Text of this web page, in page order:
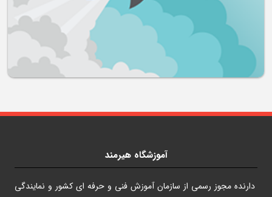
آموزشگاه هیرمند
دارنده مجوز رسمی از سازمان آموزش فنی و حرفه ای کشور و نمایندگی